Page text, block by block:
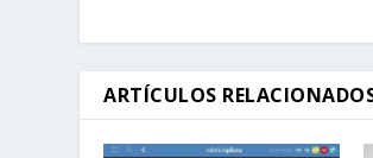
ARTÍCULOS